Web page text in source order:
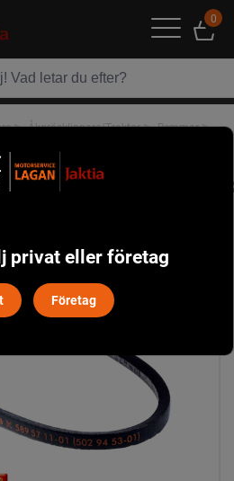
0
> Åkgräsklippare/Traktor> Remmar>
privat eller företag
Företag